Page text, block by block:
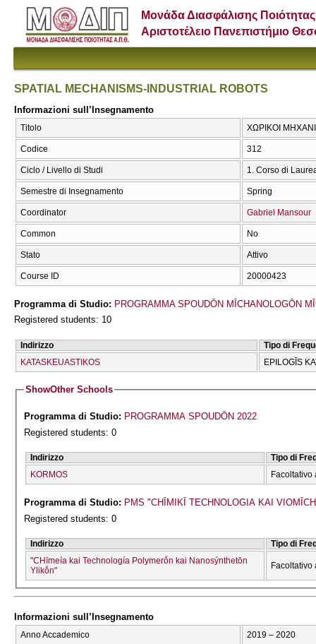
Μονάδα Διασφάλισης Ποιότητας
Αριστοτέλειο Πανεπιστήμιο
SPATIAL MECHANISMS-INDUSTRIAL ROBOTS
Informazioni sull’Insegnamento
Titolo ΧΩΡΙΚΟΙ
Codice 312
Ciclo / Livello di Studi 1. Corso di
Semestre di Insegnamento Spring
Coordinator Gabriel Mansour
Common No
Stato Attivo
Course ID 20000423
Programma di Studio: PROGRAMMA SPOUDŌN MĪCΗANOLOGŌN
Registered students: 10
Indirizzo
Tipo di
KATASKEUASTIKOS
EPILOGĪS
ShowOther Schools
Programma di Studio: PROGRAMMA SPOUDŌN 2022
Registered students: 0
Indirizzo
Tipo di
KORMOS
Facoltativo
Programma di Studio: PMS "CΗĪMIKĪ TECΗNOLOGIA KAI
Registered students: 0
Indirizzo
Tipo di
"CΗīmeía kai Technología Polymerṓn kai Nanosýnthetōn
Ylikṓn"
Facoltativo
Informazioni sull’Insegnamento
Anno Accademico 2019 – 2020